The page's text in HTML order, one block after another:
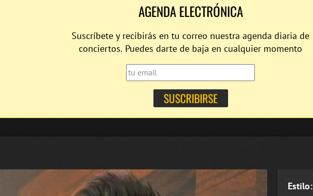
AGENDA ELECTRÓNICA
Suscríbete y recibirás en tu correo nuestra agenda diaria de
conciertos. Puedes darte de baja en cualquier momento
Estilo: